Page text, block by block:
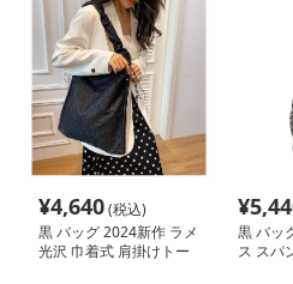
¥4,640(税込)
黒 バッグ 2024新作 ラメ
光沢 巾着式 肩掛けトー
¥
黒 バッ
ス スパ